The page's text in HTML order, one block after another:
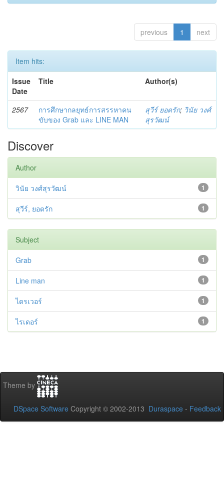
previous 1 next
Item hits:
Issue
Date
Title Author(s)
2567
การศึกษากลยุทธ์การสรรหาคน
ขับของ Grab และ LINE MAN
สุวีร์ ยอดรัก; วินัย วงศ์
สุรวัฒน์
Discover
Author
1
วินัย วงศ์สุรวัฒน์
1
สุวีร์, ยอดรัก
Subject
1
Grab
1
Line man
1
ไดรเวอร์
1
ไรเดอร์
Theme by
DSpace Software Copyright © 2002-2013 Duraspace - Feedback